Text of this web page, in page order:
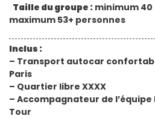
Taille du groupe : minimum 40
maximum 53+ personnes
Inclus :
– Transport autocar
Paris
– Quartier libre XXXX
– Accompagnateur de l’équipe
Tour